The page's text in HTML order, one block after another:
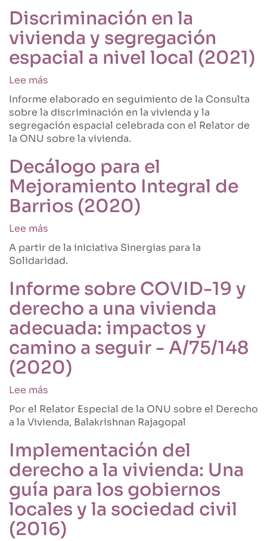
e
inversores
aborden
la
la
vivienda
de
acuerdo
los
derechos
humanos
de
Barcelona
sobre
discriminación
y
Discriminación en la
vivienda y segregación
espacial a nivel local (2021)
Lee más
Discriminación
en
la
vivienda
y
segregación
espacial
a
nivel
local
Informe elaborado en seguimiento de la Consulta
sobre la discriminación en la vivienda y la
segregación espacial celebrada con el Relator de
la ONU sobre la vivienda.
Decálogo para el
Mejoramiento Integral de
Barrios (2020)
Lee más
Decálogo
para
el
Mejoramiento
Integral
de
Barrios
(2020)
A partir de la iniciativa Sinergias para la
Solidaridad.
Informe sobre COVID-19 y
derecho a una vivienda
adecuada: impactos y
camino a seguir - A/75/148
(2020)
Lee más
Informe
sobre
COVID-
19
y
derecho
una
vivienda
adecuada:
impactos
Por el Relator Especial de la ONU sobre el Derecho
a la Vivienda, Balakrishnan Rajagopal
Implementación del
derecho a la vivienda: Una
guía para los gobiernos
locales y la sociedad civil
(2016)